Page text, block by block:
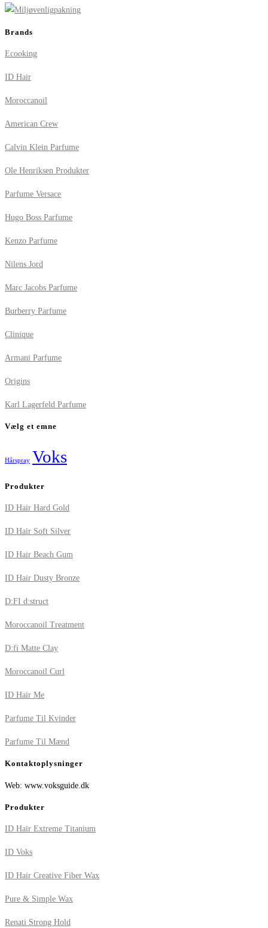
Brands
Ecooking
ID Hair
Moroccanoil
American Crew
Calvin Klein Parfume
Ole Henriksen Produkter
Parfume Versace
Hugo Boss Parfume
Kenzo Parfume
Nilens Jord
Marc Jacobs Parfume
Burberry Parfume
Clinique
Armani Parfume
Origins
Karl Lagerfeld Parfume
Vælg et emne
Hårspray Voks
Produkter
ID Hair Hard Gold
ID Hair Soft Silver
ID Hair Beach Gum
ID Hair Dusty Bronze
D:FI d:struct
Moroccanoil Treatment
D:fi Matte Clay
Moroccanoil Curl
ID Hair Me
Parfume Til Kvinder
Parfume Til Mænd
Kontaktoplysninger
Web: www.voksguide.dk
Produkter
ID Hair Extreme Titanium
ID Voks
ID Hair Creative Fiber Wax
Pure & Simple Wax
Renati Strong Hold